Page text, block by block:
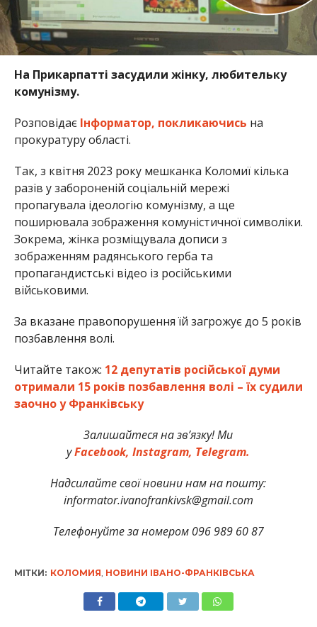
На Прикарпатті засудили жінку, любительку
комунізму.
Розповідає Інформатор, покликаючись на
прокуратуру області.
Так, з квітня 2023 року мешканка Коломиї кілька
разів у забороненій соціальній мережі
пропагувала ідеологію комунізму, а ще
поширювала зображення комуністичної символіки.
Зокрема, жінка розміщувала дописи з
зображенням радянського герба та
пропагандистські відео із російськими
військовими.
За вказане правопорушення їй загрожує до 5 років
позбавлення волі.
Читайте також: 12 депутатів російської думи
отримали 15 років позбавлення волі – їх судили
заочно у Франківську
Залишайтеся на зв’язку! Ми
уFacebook,Instagram, Telegram.
Надсилайте свої новини нам на пошту:
informator.ivanofrankivsk@gmail.com
Телефонуйте за номером 096 989 60 87
МІТКИ: КОЛОМИЯ НОВИНИ ІВАНО-ФРАНКІВСЬКА